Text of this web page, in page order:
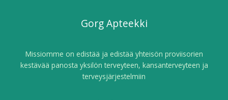
Gorg Apteekki
Missiomme on edistää ja edistää yhteisön proviisorien
kestävää panosta yksilön terveyteen, kansanterveyteen ja
terveysjärjestelmiin